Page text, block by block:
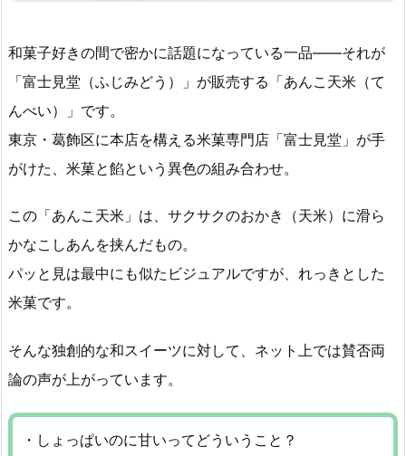
和菓子好きの間で密かに話題になっている一品――それが
「富士見堂（ふじみどう）」が販売する「あんこ天米（て
んべい）」です。
東京・葛飾区に本店を構える米菓専門店「富士見堂」が手
がけた、米菓と餡という異色の組み合わせ。
この「あんこ天米」は、サクサクのおかき（天米）に滑ら
かなこしあんを挟んだもの。
パッと見は最中にも似たビジュアルですが、れっきとした
米菓です。
そんな独創的な和スイーツに対して、ネット上では賛否両
論の声が上がっています。
・しょっぱいのに甘いってどういうこと？